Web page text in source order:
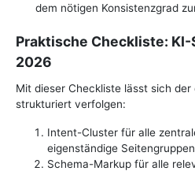
dem nötigen Konsistenzgrad
Praktische Checkliste:
2026
Mit dieser Checkliste lässt sich
strukturiert verfolgen:
Intent-Cluster für alle
eigenständige
Schema-Markup für alle